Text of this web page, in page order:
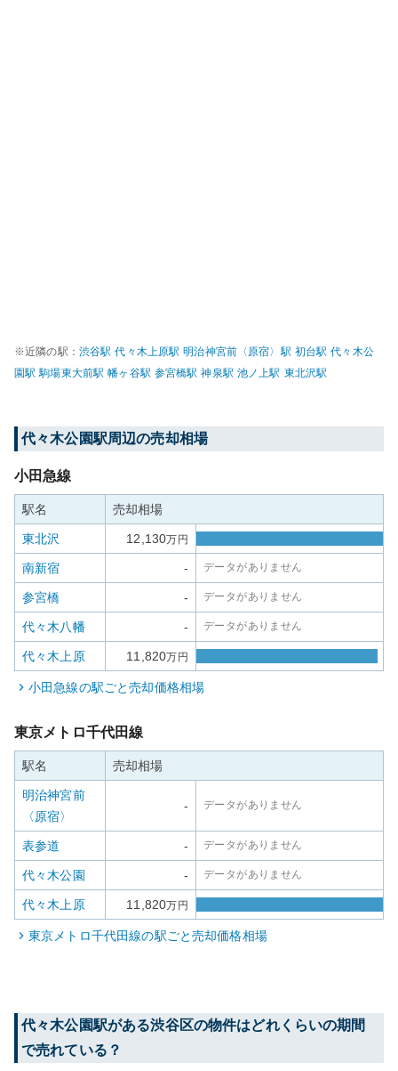
※近隣の駅： 渋谷駅 代々木上原駅 明治神宮前〈原宿〉駅 初台駅 代々木公
園駅 駒場東大前駅 幡ヶ谷駅 参宮橋駅 神泉駅 池ノ上駅 東北沢駅
代々木公園駅周辺の売却相場
小田急線
駅名 売却相場
東北沢 12,130万円
南新宿 - データがありません
参宮橋 - データがありません
代々木八幡 - データがありません
代々木上原 11,820万円
小田急線の駅ごと売却価格相場
東京メトロ千代田線
駅名 売却相場
明治神宮前
〈原宿〉
- データがありません
表参道 - データがありません
代々木公園 - データがありません
代々木上原 11,820万円
東京メトロ千代田線の駅ごと売却価格相場
代々木公園駅がある渋谷区の物件はどれくらいの期間
で売れている？